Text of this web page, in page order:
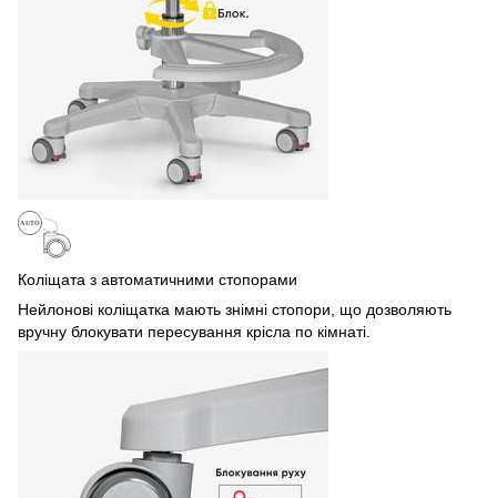
Коліщата з автоматичними стопорами
Нейлонові коліщатка мають знімні стопори, що дозволяють
вручну блокувати пересування крісла по кімнаті.